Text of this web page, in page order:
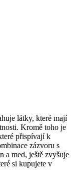
látky, které mají
Kromě toho je
přispívají k
zázvoru s
a med, ještě zvyšuje
si kupujete v